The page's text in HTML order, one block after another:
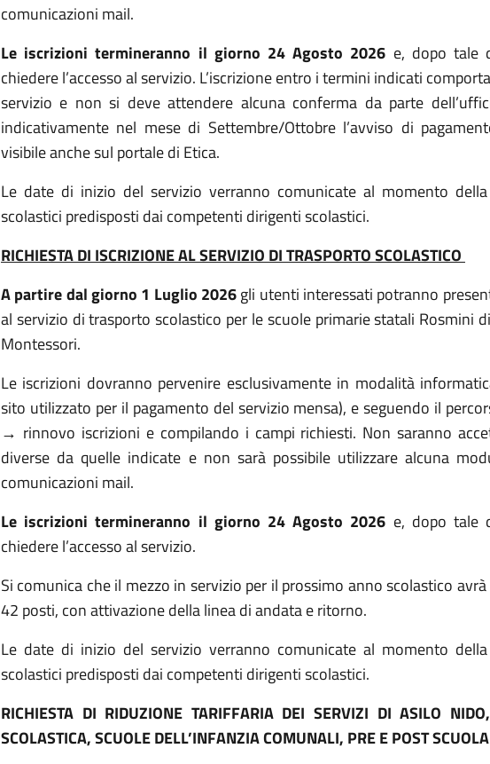
comunicazioni mail.
Le iscrizioni termineranno il giorno 24 Agosto 2026 e, dopo tale
chiedere l’accesso al servizio. L’iscrizione entro i termini indicati
servizio e non si deve attendere alcuna conferma da parte
indicativamente nel mese di Settembre/Ottobre l’avviso di
visibile anche sul portale di Etica.
Le date di inizio del servizio verranno comunicate al momento
scolastici predisposti dai competenti dirigenti scolastici.
RICHIESTA DI ISCRIZIONE AL SERVIZIO DI TRASPORTO SCOLASTICO
A partire dal giorno 1 Luglio 2026gli utenti interessati potranno
al servizio di trasporto scolastico per le scuole primarie statali Rosmini
Montessori.
Le iscrizioni dovranno pervenire esclusivamente in modalità
sito utilizzato per il pagamento del servizio mensa), e seguendo il
→ rinnovo iscrizioni e compilando i campi richiesti. Non saranno
diverse da quelle indicate e non sarà possibile utilizzare alcuna
comunicazioni mail.
Le iscrizioni termineranno il giorno 24 Agosto 2026 e, dopo tale
chiedere l’accesso al servizio.
Si comunica che il mezzo in servizio per il prossimo anno scolastico
42 posti, con attivazione della linea di andata e ritorno.
Le date di inizio del servizio verranno comunicate al momento
scolastici predisposti dai competenti dirigenti scolastici.
RICHIESTA DI RIDUZIONE TARIFFARIA DEI SERVIZI DI ASILO
SCOLASTICA, SCUOLE DELL’INFANZIA COMUNALI, PRE E POST